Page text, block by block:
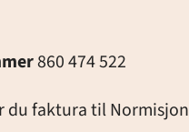
860 474 522
du faktura til Normisjon